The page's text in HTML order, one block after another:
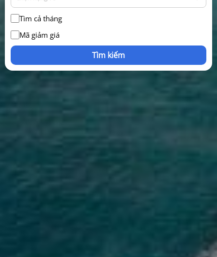
Tìm cả tháng
Mã giảm giá
Tìm kiếm